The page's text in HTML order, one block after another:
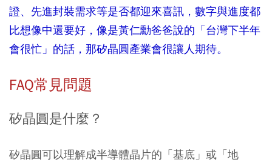
證、先進封裝需求等是否都迎來喜訊，數字與進度都
比想像中還要好，像是黃仁勳爸爸說的「台灣下半年
會很忙」的話，那矽晶圓產業會很讓人期待。
FAQ常見問題
矽晶圓是什麼？
矽晶圓可以理解成半導體晶片的「基底」或「地